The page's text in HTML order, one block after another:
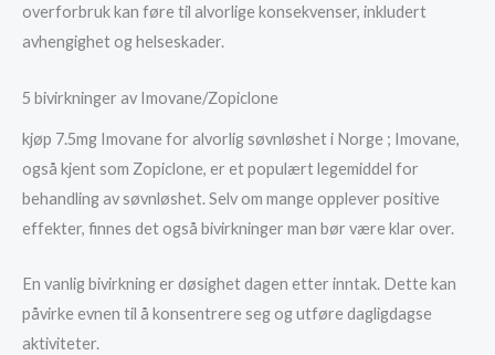
overforbruk kan føre til alvorlige konsekvenser, inkludert
avhengighet og helseskader.
5 bivirkninger av Imovane/Zopiclone
kjøp 7.5mg Imovane for alvorlig søvnløshet i Norge ; Imovane,
også kjent som Zopiclone, er et populært legemiddel for
behandling av søvnløshet. Selv om mange opplever positive
effekter, finnes det også bivirkninger man bør være klar over.
En vanlig bivirkning er døsighet dagen etter inntak. Dette kan
påvirke evnen til å konsentrere seg og utføre dagligdagse
aktiviteter.